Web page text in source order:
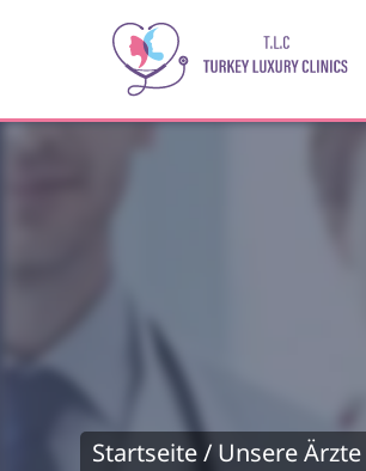
Startseite / Unsere